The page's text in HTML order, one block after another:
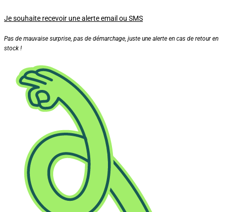
Je souhaite recevoir une alerte email ou SMS
Pas de mauvaise surprise, pas de démarchage, juste une alerte en cas de retour en
stock !